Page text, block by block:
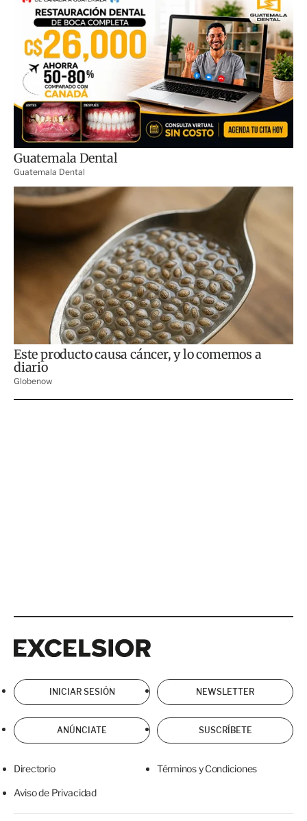
INICIAR SESIÓN NEWSLETTER
ANÚNCIATE SUSCRÍBETE
Directorio Términos y Condiciones
Aviso de Privacidad